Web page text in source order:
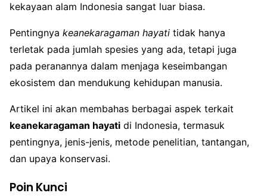
kekayaan alam Indonesia sangat luar biasa.
Pentingnya keanekaragaman hayati tidak hanya
terletak pada jumlah spesies yang ada, tetapi juga
pada peranannya dalam menjaga keseimbangan
ekosistem dan mendukung kehidupan manusia.
Artikel ini akan membahas berbagai aspek terkait
keanekaragaman hayati di Indonesia, termasuk
pentingnya, jenis-jenis, metode penelitian, tantangan,
dan upaya konservasi.
Poin Kunci